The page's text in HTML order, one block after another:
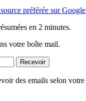
préférée sur Google
en 2 minutes.
votre boîte mail.
Recevoir
des emails selon votre